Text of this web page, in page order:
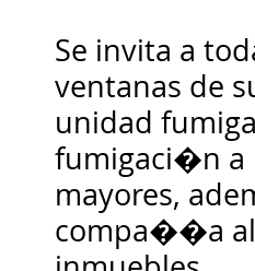
Se invita a
ventanas de
unidad
fumigaci�n a
mayores,
compa��a al